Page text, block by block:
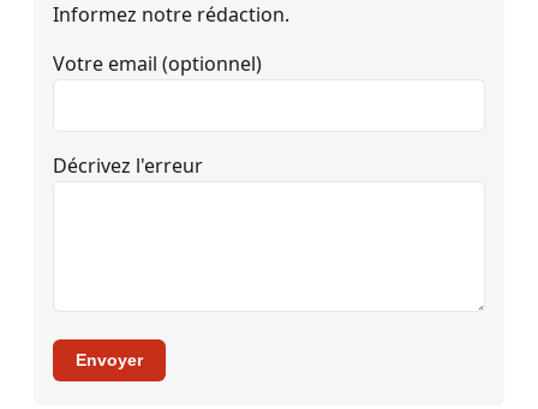
Informez notre rédaction.
Votre email (optionnel)
Décrivez l'erreur
Envoyer